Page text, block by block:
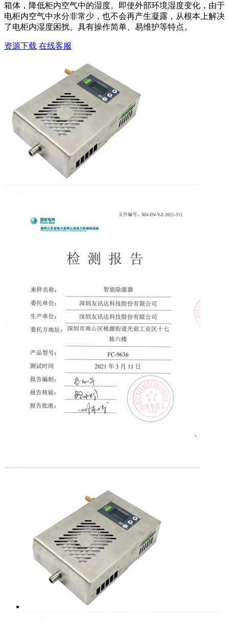
箱体，降低柜内空气中的湿度。即使外部环境湿度变化，由于
电柜内空气中水分非常少，也不会再产生凝露，从根本上解决
了电柜内湿度困扰。具有操作简单、易维护等特点。
资源下载 在线客服